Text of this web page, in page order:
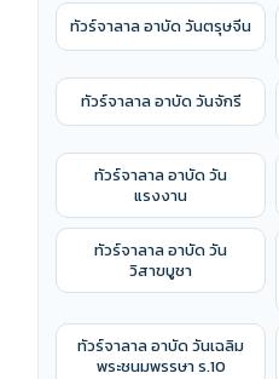
ทัวร์จาลาล อาบัด วันตรุษจีน
ทัวร์จาลาล อาบัด วันจักรี
ทัวร์จาลาล อาบัด วัน
แรงงาน
ทัวร์จาลาล อาบัด วัน
วิสาขบูชา
ทัวร์จาลาล อาบัด วันเฉลิม
พระชนมพรรษา ร.10